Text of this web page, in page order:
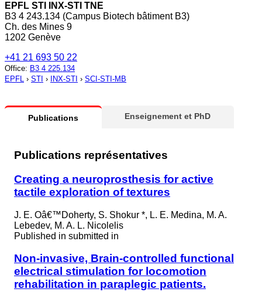
EPFL STI INX-STI TNE
B3 4 243.134 (Campus Biotech bâtiment B3)
Ch. des Mines 9
1202 Genève
+41 21 693 50 22
Office: B3 4 225.134
EPFL › STI › INX-STI › SCI-STI-MB
Publications Enseignement et PhD
Publications représentatives
Creating a neuroprosthesis for active
tactile exploration of textures
J. E. Oâ€™Doherty, S. Shokur *, L. E. Medina, M. A.
Lebedev, M. A. L. Nicolelis
Published in submitted in
Non-invasive, Brain-controlled functional
electrical stimulation for locomotion
rehabilitation in paraplegic patients.